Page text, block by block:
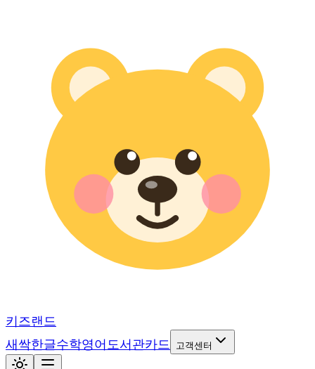
키즈랜드
새싹한글수학영어 도서관카드 고객센터